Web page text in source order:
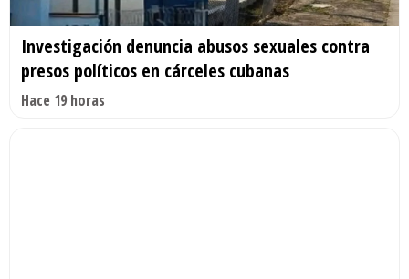
Investigación denuncia abusos sexuales contra
presos políticos en cárceles cubanas
Hace 19 horas